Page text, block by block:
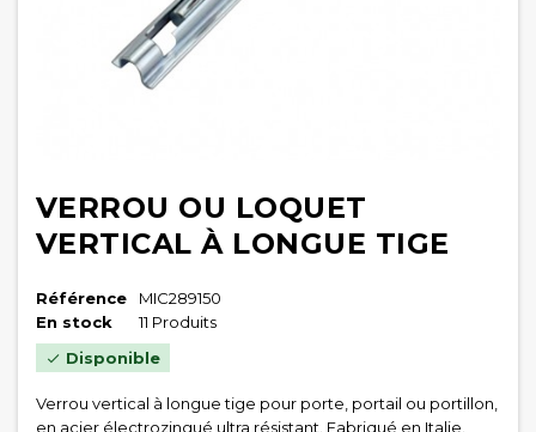
VERROU OU LOQUET
VERTICAL À LONGUE TIGE
Référence
MIC289150
En stock
11 Produits
 Disponible
Verrou vertical à longue tige pour porte, portail ou portillon,
en acier électrozingué ultra résistant. Fabriqué en Italie.